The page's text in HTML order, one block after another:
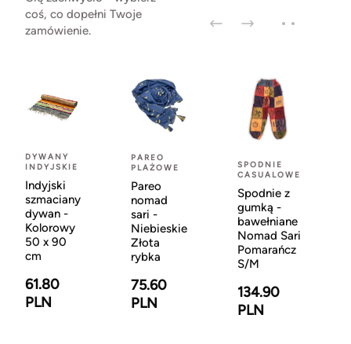
coś, co dopełni Twoje
zamówienie.
DYWANY
INDYJSKIE
Indyjski
szmaciany
dywan -
Kolorowy
50 x 90
cm
61.80
PLN
PAREO
PLAŻOWE
Pareo
nomad
sari -
Niebieskie
Złota
rybka
75.60
PLN
SPODNIE
CASUALOWE
Spodnie z
gumką -
bawełniane
Nomad Sari
Pomarańcz
S/M
134.90
PLN